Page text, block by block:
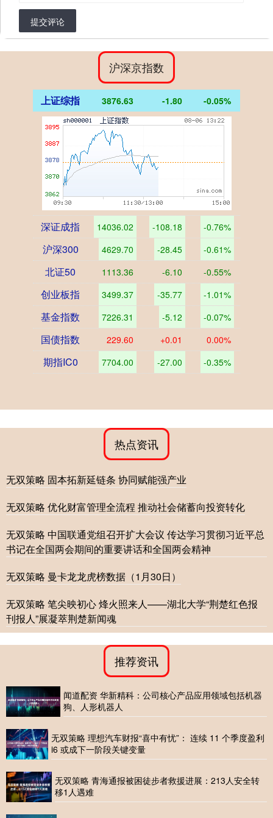
提交评论
沪深京指数
上证综指 3876.63 -1.80 -0.05%
深证成指 14036.02 -108.18 -0.76%
沪深300 4629.70 -28.45 -0.61%
北证50 1113.36 -6.10 -0.55%
创业板指 3499.37 -35.77 -1.01%
基金指数 7226.31 -5.12 -0.07%
国债指数 229.60 +0.01 0.00%
期指IC0 7704.00 -27.00 -0.35%
热点资讯
无双策略 固本拓新延链条 协同赋能强产业
无双策略 优化财富管理全流程 推动社会储蓄向投资转化
无双策略 中国联通党组召开扩大会议 传达学习贯彻习近平总
书记在全国两会期间的重要讲话和全国两会精神
无双策略 曼卡龙龙虎榜数据（1月30日）
无双策略 笔尖映初心 烽火照来人——湖北大学“荆楚红色报
刊报人”展凝萃荆楚新闻魂
推荐资讯
闻道配资 华新精科：公司核心产品应用领域包括机器
狗、人形机器人
无双策略 理想汽车财报“喜中有忧”： 连续 11 个季度盈利
i6 或成下一阶段关键变量
无双策略 青海通报被困徒步者救援进展：213人安全转
移1人遇难